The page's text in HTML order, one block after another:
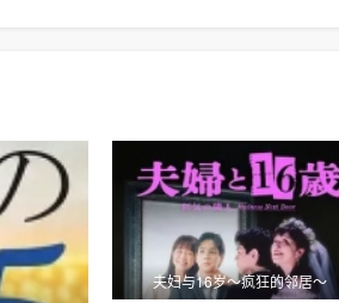
夫妇与16岁～疯狂的邻居～